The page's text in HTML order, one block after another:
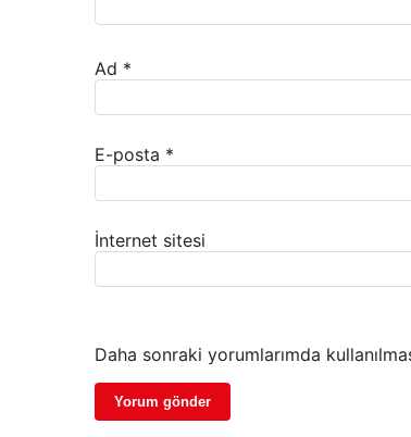
Ad *
E-posta *
İnternet sitesi
Daha sonraki yorumlarımda